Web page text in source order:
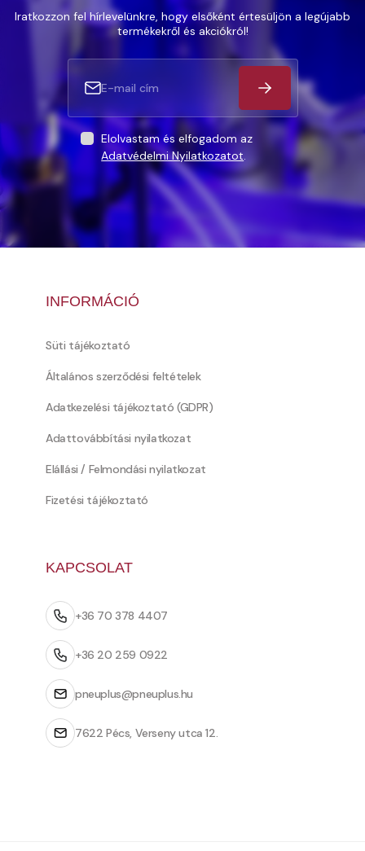
Iratkozzon fel hírlevelünkre, hogy elsőként értesüljön a legújabb
termékekről és akciókról!
Elolvastam és elfogadom az
Adatvédelmi Nyilatkozatot.
INFORMÁCIÓ
Süti tájékoztató
Általános szerződési feltételek
Adatkezelési tájékoztató (GDPR)
Adattovábbítási nyilatkozat
Elállási / Felmondási nyilatkozat
Fizetési tájékoztató
KAPCSOLAT
+36 70 378 4407
+36 20 259 0922
pneuplus@pneuplus.hu
7622 Pécs, Verseny utca 12.